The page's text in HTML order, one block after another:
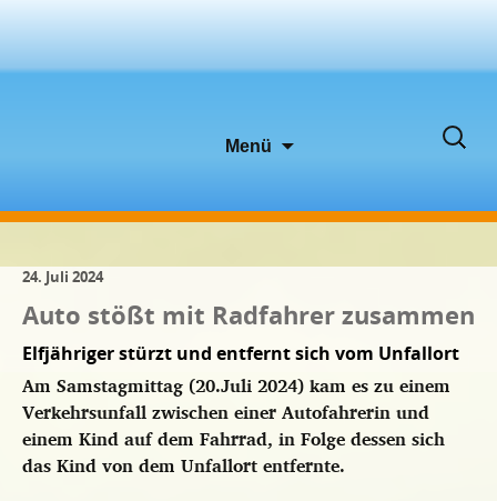
Menü
Suchen
24. Juli 2024
Auto stößt mit Radfahrer zusammen
Elfjähriger stürzt und entfernt sich vom Unfallort
Am Samstagmittag (20.Juli 2024) kam es zu einem
Verkehrsunfall zwischen einer Autofahrerin und
einem Kind auf dem Fahrrad, in Folge dessen sich
das Kind von dem Unfallort entfernte.